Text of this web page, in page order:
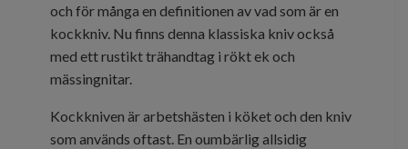
och för många en definitionen av vad som är en
kockkniv. Nu finns denna klassiska kniv också
med ett rustikt trähandtag i rökt ek och
mässingnitar.
Kockkniven är arbetshästen i köket och den kniv
som används oftast. En oumbärlig allsidig